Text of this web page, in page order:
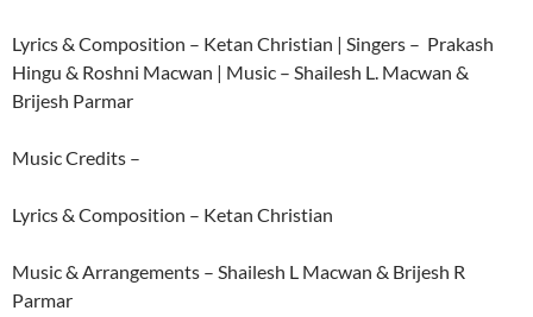
Lyrics & Composition – Ketan Christian | Singers – Prakash
Hingu & Roshni Macwan | Music – Shailesh L. Macwan &
Brijesh Parmar
Music Credits –
Lyrics & Composition – Ketan Christian
Music & Arrangements – Shailesh L Macwan & Brijesh R
Parmar